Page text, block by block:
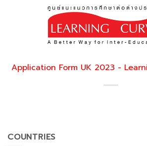
Application Form UK 2023 -
COUNTRIES